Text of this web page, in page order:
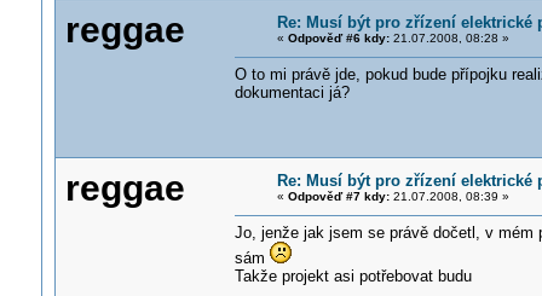
reggae Re: Musí být pro zřízení
« Odpověď #6 kdy:21.07.2008, 08:28 »
O to mi právě jde, pokud bude přípojku
dokumentaci já?
reggae Re: Musí být pro zřízení
« Odpověď #7 kdy:21.07.2008, 08:39 »
Jo, jenže jak jsem se právě dočetl, v
sám
Takže projekt asi potřebovat budu